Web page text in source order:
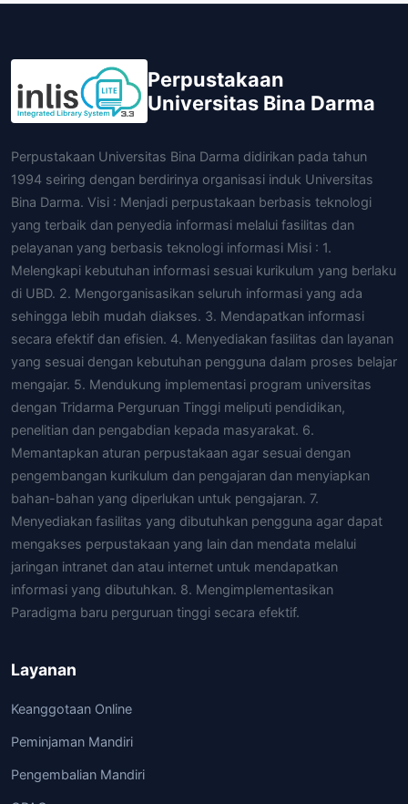
Perpustakaan
Universitas Bina Darma
Perpustakaan Universitas Bina Darma didirikan pada tahun
1994 seiring dengan berdirinya organisasi induk Universitas
Bina Darma. Visi : Menjadi perpustakaan berbasis teknologi
yang terbaik dan penyedia informasi melalui fasilitas dan
pelayanan yang berbasis teknologi informasi Misi : 1.
Melengkapi kebutuhan informasi sesuai kurikulum yang berlaku
di UBD. 2. Mengorganisasikan seluruh informasi yang ada
sehingga lebih mudah diakses. 3. Mendapatkan informasi
secara efektif dan efisien. 4. Menyediakan fasilitas dan layanan
yang sesuai dengan kebutuhan pengguna dalam proses belajar
mengajar. 5. Mendukung implementasi program universitas
dengan Tridarma Perguruan Tinggi meliputi pendidikan,
penelitian dan pengabdian kepada masyarakat. 6.
Memantapkan aturan perpustakaan agar sesuai dengan
pengembangan kurikulum dan pengajaran dan menyiapkan
bahan-bahan yang diperlukan untuk pengajaran. 7.
Menyediakan fasilitas yang dibutuhkan pengguna agar dapat
mengakses perpustakaan yang lain dan mendata melalui
jaringan intranet dan atau internet untuk mendapatkan
informasi yang dibutuhkan. 8. Mengimplementasikan
Paradigma baru perguruan tinggi secara efektif.
Layanan
Keanggotaan Online
Peminjaman Mandiri
Pengembalian Mandiri